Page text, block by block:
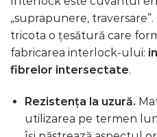
„suprapunere,
tricota o țesătură care
fabricarea interlock-ului:
fibrelor intersectate.
Rezistența la uzură.
utilizarea pe termen